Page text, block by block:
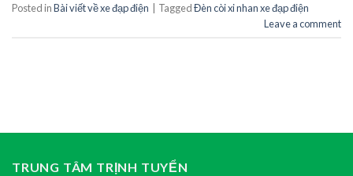
Posted inBài viết về xe đạp điện TaggedĐèn còi xi nhan xe đạp điện
Leave a comment
TRUNG TÂM TRỊNH TUYỂN